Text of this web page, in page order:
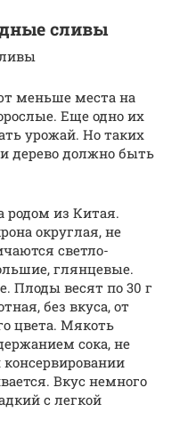
сливы
меньше места на
Еще одно их
урожай. Но таких
дерево должно быть
родом из Китая.
округлая, не
светло-
глянцевые.
Плоды весят по 30 г
без вкуса, от
цвета. Мякоть
сока, не
Вкус немного
с легкой